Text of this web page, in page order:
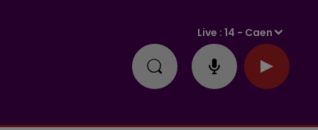
Live :14 - Caen